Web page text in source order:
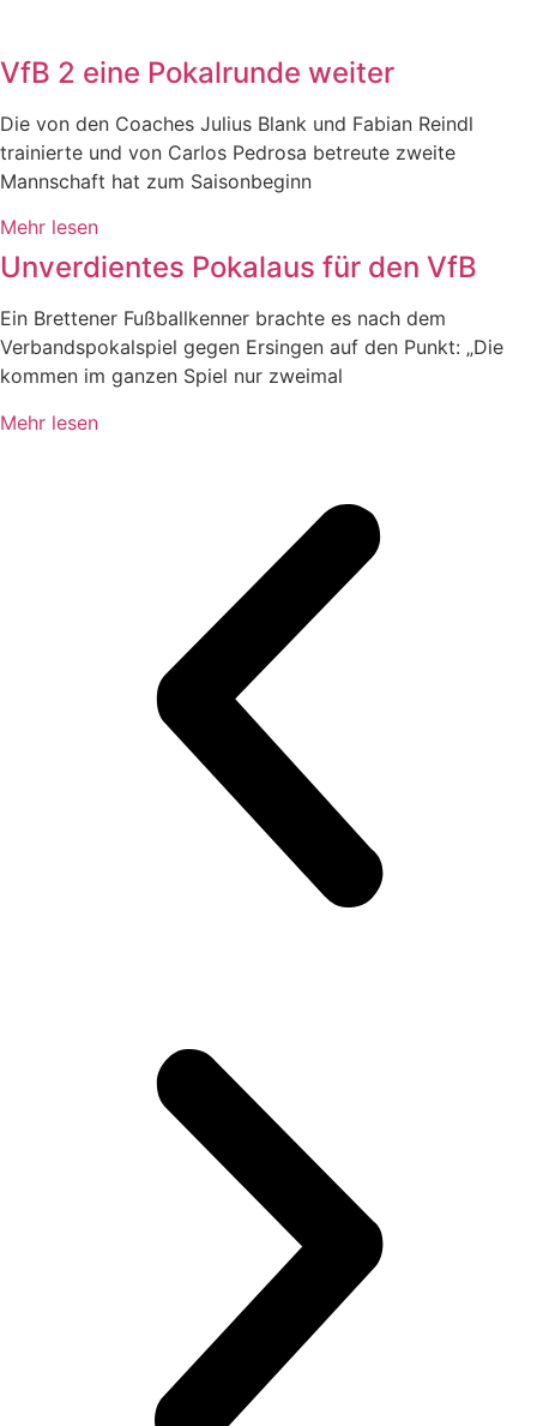
VfB 2 eine Pokalrunde weiter
Die von den Coaches Julius Blank und Fabian Reindl
trainierte und von Carlos Pedrosa betreute zweite
Mannschaft hat zum Saisonbeginn
Mehr lesen
Unverdientes Pokalaus für den VfB
Ein Brettener Fußballkenner brachte es nach dem
Verbandspokalspiel gegen Ersingen auf den Punkt: „Die
kommen im ganzen Spiel nur zweimal
Mehr lesen